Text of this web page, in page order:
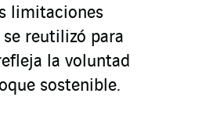
limitaciones
reutilizó para
la voluntad
sostenible.